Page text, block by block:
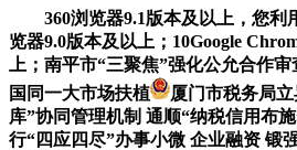
360浏览器9.1版本及以上，您利
览器9.0版本及以上；10Google
上；南平市“三聚焦”强化公允合作
国同一大市场扶植
厦门市税务局
库”协同管理机制 通顺“纳税信用布
行“四应四尽”办事小微 企业融资 锻